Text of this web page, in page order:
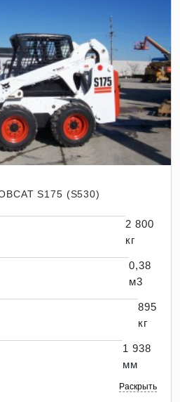
S175 (S530)
2 800
кг
0,38
м3
895
кг
1 938
мм
Раскрыть